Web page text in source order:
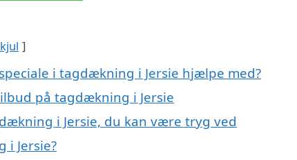
i tagdækning i Jersie hjælpe med?
på tagdækning i Jersie
i Jersie, du kan være tryg ved
i Jersie?